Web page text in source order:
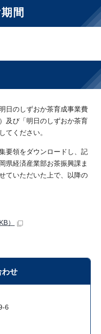
間
日のしずおか茶育成事業費
及び「明日のしずおか茶育
てください。
要領をダウンロードし、記
県経済産業部お茶振興課ま
ていただいた上で、以降の
）
わせ
6